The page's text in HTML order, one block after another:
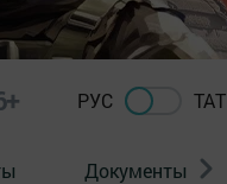
РУС ТАТ
Документы